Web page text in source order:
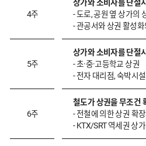
4주
상가와 소비자를 단절
- 도로, 공원 옆 상가의
- 관공서와 상권 활성화
5주
상가와 소비자를 단절
- 초·중·고등학교 상권
- 전자 대리점, 숙박시
6주
철도가 상권을 무조건
- 전철에 의한 상권 확
- KTX/SRT 역세권 상